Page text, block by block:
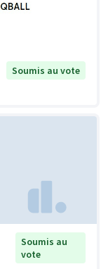
Soumis au vote
Soumis au
vote